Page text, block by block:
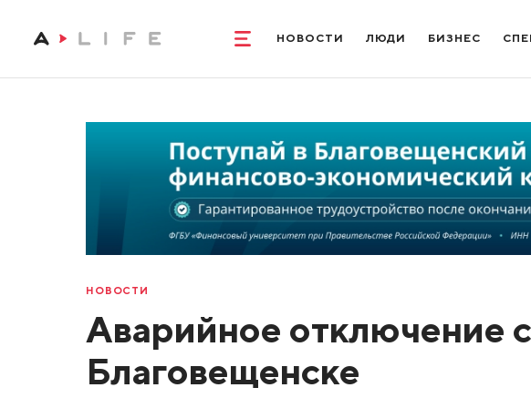
НОВОСТИ ЛЮДИ БИЗНЕС
НОВОСТИ
Аварийное отключение
Благовещенске